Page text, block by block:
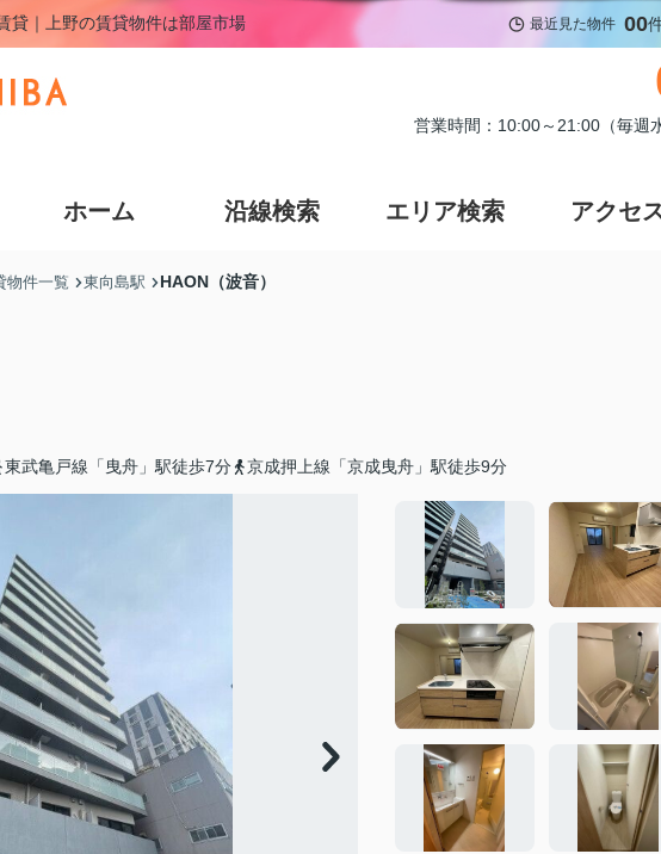
貸｜上野の賃貸物件は部屋市場 最近見た物件 00
営業時間：10:00～21:00（毎週
ホーム 沿線検索 エリア検索 アクセ
物件一覧 東向島駅 HAON（波音）
東武亀戸線「曳舟」駅徒歩7分 京成押上線「京成曳舟」駅徒歩9分